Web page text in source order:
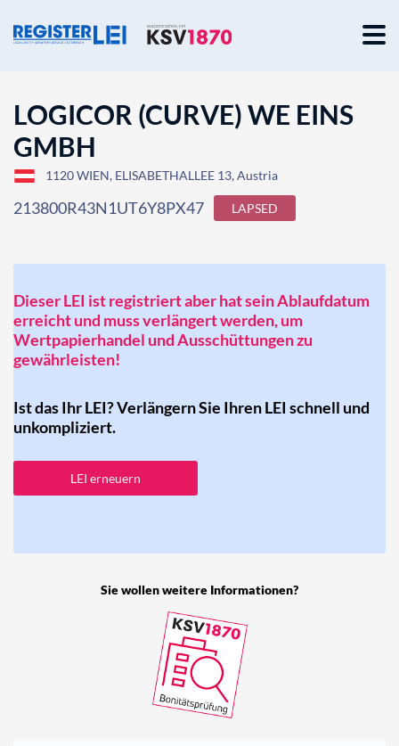
LOGICOR (CURVE) WE EINS
GMBH
1120 WIEN, ELISABETHALLEE 13, Austria
213800R43N1UT6Y8PX47 LAPSED
Dieser LEI ist registriert aber hat sein Ablaufdatum
erreicht und muss verlängert werden, um
Wertpapierhandel und Ausschüttungen zu
gewährleisten!
Ist das Ihr LEI? Verlängern Sie Ihren LEI schnell und
unkompliziert.
LEI erneuern
Sie wollen weitere Informationen?